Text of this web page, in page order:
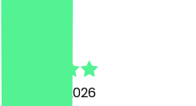
15 March 2026